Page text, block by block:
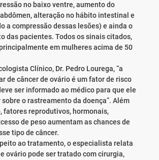
no baixo ventre, aumento do
alteração no hábito intestinal e
a compressão dessas lesões) e ainda o
das pacientes. Todos os sinais citados,
em mulheres acima de 50
Clínico, Dr. Pedro Lourega, “a
de câncer de ovário é um fator de risco
ser informado ao médico para que ele
o rastreamento da doença”. Além
fatores reprodutivos, hormonais,
de peso aumentam as chances de
tipo de câncer.
ao tratamento, o especialista relata
ovário pode ser tratado com cirurgia,